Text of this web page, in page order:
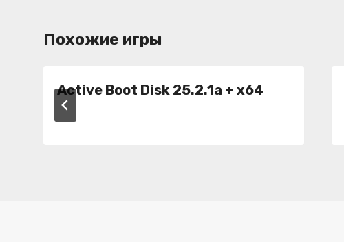
Похожие игры
Active Boot Disk 25.2.1a + x64